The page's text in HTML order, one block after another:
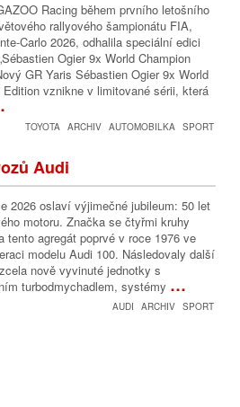
Racing během prvního letošního
rallyového šampionátu FIA,
Carlo 2026, odhalila speciální edici
Ogier 9x World Champion
GR Yaris Sébastien Ogier 9x World
Edition vznikne v limitované sérii, která
TOYOTA ARCHIV AUTOMOBILKA SPORT
Audi
2026 oslaví výjimečné jubileum: 50 let
motoru. Značka se čtyřmi kruhy
tento agregát poprvé v roce 1976 ve
modelu Audi 100. Následovaly další
nově vyvinuté jednotky s
turbodmychadlem, systémy …
AUDI ARCHIV SPORT